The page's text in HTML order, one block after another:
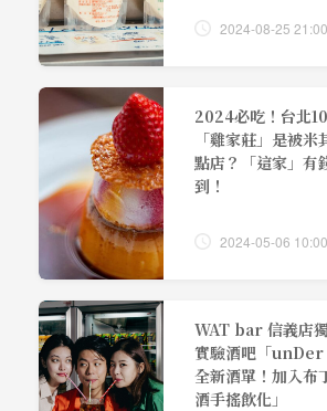
2024-08-25
2024必吃！台北
「雞家莊」是被
點店？「這家」有
到！
2024-05-06
WAT bar 信義店
實驗酒吧「unDer
全新酒單！加入布
酒手搖飲化」